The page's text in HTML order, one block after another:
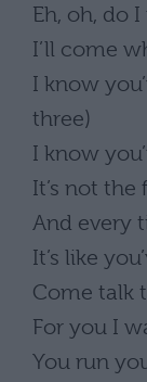
Eh, oh, do
I’ll come
I know
three)
I know
It’s not the
And every
It’s like
Come talk
For you I
You run